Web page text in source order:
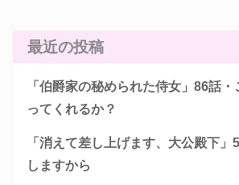
最近の投稿
「伯爵家の秘められた侍女」86話
ってくれるか？
「消えて差し上げます、大公殿下」
しますから